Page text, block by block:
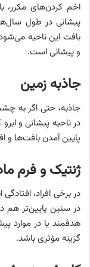
اخم کردن‌های مکرر،
پیشانی در طول
بافت این ناحیه
و پیشانی است.
جاذبه زمین
جاذبه، حتی اگر به
در ناحیه پیشانی و
پایین آمدن بافت‌ها و
ژنتیک و فرم
در برخی افراد،
در سنین پایین‌تر هم
هدفمند یا در موارد
گزینه مؤثری باشد.